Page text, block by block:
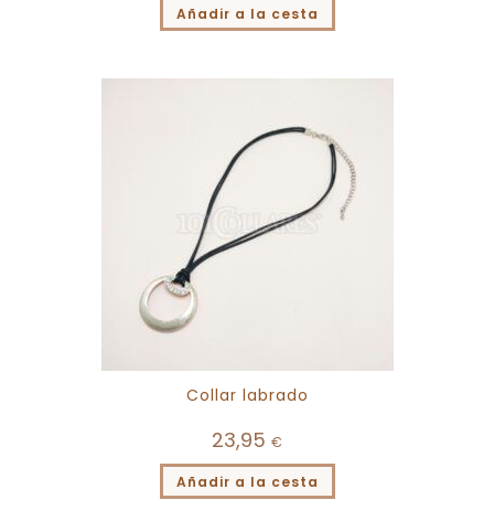
Añadir a la cesta
Collar labrado
23,95 €
Añadir a la cesta